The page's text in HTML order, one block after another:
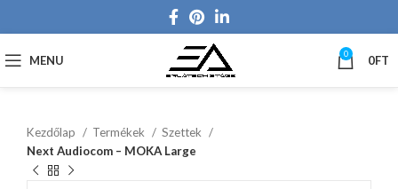
MENU 0 0FT
Kezdőlap Termékek
Szettek
Next Audiocom – MOKA Large